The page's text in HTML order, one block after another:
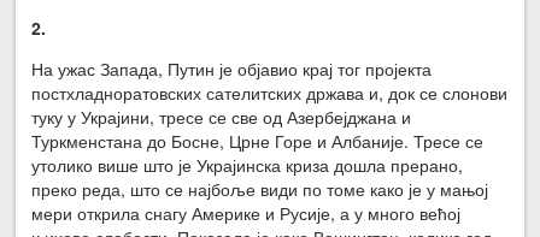
2.
На ужас Запада, Путин је објавио крај тог пројекта
постхладноратовских сателитских држава и, док се слонови
туку у Украјини, тресе се све од Азербејджана и
Туркменстана до Босне, Црне Горе и Албаније. Тресе се
утолико више што је Украјинска криза дошла прерано,
преко реда, што се најбоље види по томе како је у мањој
мери открила снагу Америке и Русије, а у много већој